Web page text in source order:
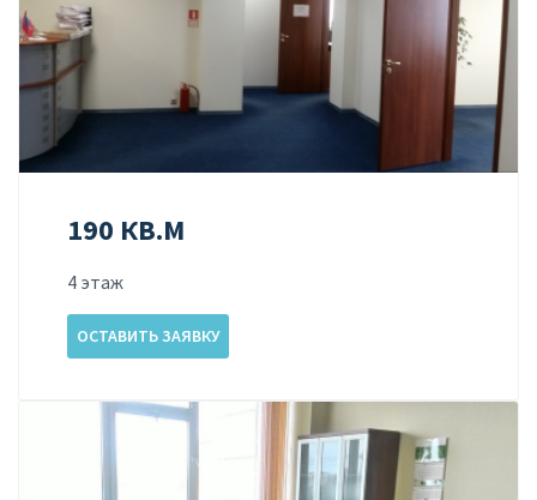
190 КВ.М
4 этаж
ОСТАВИТЬ ЗАЯВКУ